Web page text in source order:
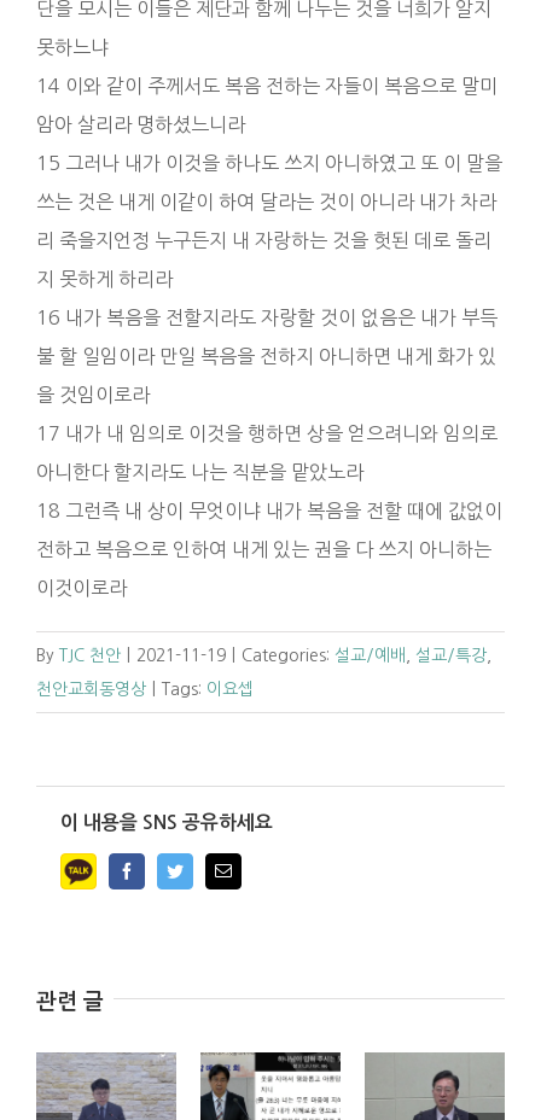
단을 모시는 이들은 제단과 함께 나누는 것을 너희가 알지
못하느냐
14 이와 같이 주께서도 복음 전하는 자들이 복음으로 말미
암아 살리라 명하셨느니라
15 그러나 내가 이것을 하나도 쓰지 아니하였고 또 이 말을
쓰는 것은 내게 이같이 하여 달라는 것이 아니라 내가 차라
리 죽을지언정 누구든지 내 자랑하는 것을 헛된 데로 돌리
지 못하게 하리라
16 내가 복음을 전할지라도 자랑할 것이 없음은 내가 부득
불 할 일임이라 만일 복음을 전하지 아니하면 내게 화가 있
을 것임이로라
17 내가 내 임의로 이것을 행하면 상을 얻으려니와 임의로
아니한다 할지라도 나는 직분을 맡았노라
18 그런즉 내 상이 무엇이냐 내가 복음을 전할 때에 값없이
전하고 복음으로 인하여 내게 있는 권을 다 쓰지 아니하는
이것이로라
By TJC 천안 2021-11-19 Categories: 설교/예배 설교/특강
천안교회동영상
Tags: 이요셉
이 내용을 SNS 공유하세요
FacebookTwitterEmail
관련 글